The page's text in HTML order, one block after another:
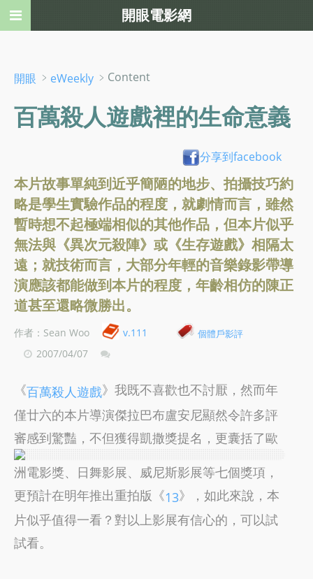
開眼 ﹥ eWeekly ﹥Content
百萬殺人遊戲裡的生命意義
分享到facebook
本片故事單純到近乎簡陋的地步、拍攝技巧約
略是學生實驗作品的程度，就劇情而言，雖然
暫時想不起極端相似的其他作品，但本片似乎
無法與《異次元殺陣》或《生存遊戲》相隔太
遠；就技術而言，大部分年輕的音樂錄影帶導
演應該都能做到本片的程度，年齡相仿的陳正
道甚至還略微勝出。
作者：Sean Woo v.111 個體戶影評
2007/04/07
《百萬殺人遊戲》我既不喜歡也不討厭，然而年
僅廿六的本片導演傑拉巴布盧安尼顯然令許多評
審感到驚豔，不但獲得凱撒獎提名， 更囊括了歐
洲電影獎、日舞影展、威尼斯影展等七個獎項，
更預計在明年推出重拍版《13》，如此來說，本
片似乎值得一看？對以上影展有信心的，可以試
試看。
開眼電影網